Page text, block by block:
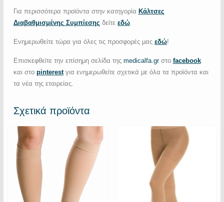
Για περισσότερα προϊόντα στην κατηγορία Κάλτσες
Διαβαθμισμένης Συμπίεσης δείτε εδώ.
Ενημερωθείτε τώρα για όλες τις προσφορές μας εδώ!
Επισκεφθείτε την επίσημη σελίδα της medicalfa.grστο facebook
και στο pinterest για ενημερωθείτε σχετικά με όλα τα προϊόντα και
τα νέα της εταιρείας.
Σχετικά προϊόντα